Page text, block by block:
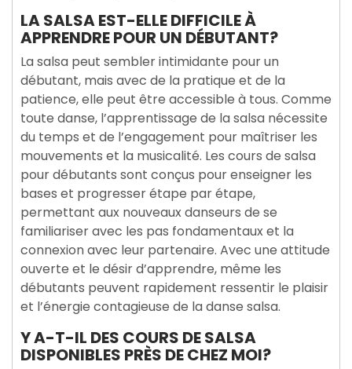
LA SALSA EST-ELLE DIFFICILE À
APPRENDRE POUR UN DÉBUTANT?
La salsa peut sembler intimidante pour un
débutant, mais avec de la pratique et de la
patience, elle peut être accessible à tous. Comme
toute danse, l’apprentissage de la salsa nécessite
du temps et de l’engagement pour maîtriser les
mouvements et la musicalité. Les cours de salsa
pour débutants sont conçus pour enseigner les
bases et progresser étape par étape,
permettant aux nouveaux danseurs de se
familiariser avec les pas fondamentaux et la
connexion avec leur partenaire. Avec une attitude
ouverte et le désir d’apprendre, même les
débutants peuvent rapidement ressentir le plaisir
et l’énergie contagieuse de la danse salsa.
Y A-T-IL DES COURS DE SALSA
DISPONIBLES PRÈS DE CHEZ MOI?